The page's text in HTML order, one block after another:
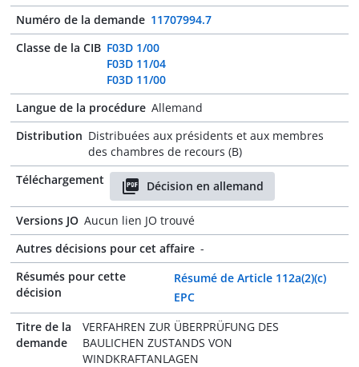
Numéro de la demande 11707994.7
Classe de la CIB F03D 1/00
F03D 11/04
F03D 11/00
Langue de la procédure Allemand
Distribution Distribuées aux présidents et aux membres
des chambres de recours (B)
Téléchargement
Décision en allemand
Versions JO Aucun lien JO trouvé
Autres décisions pour cet affaire -
Résumés pour cette
décision
Résumé de Article 112a(2)(c)
EPC
Titre de la
demande
VERFAHREN ZUR ÜBERPRÜFUNG DES
BAULICHEN ZUSTANDS VON
WINDKRAFTANLAGEN